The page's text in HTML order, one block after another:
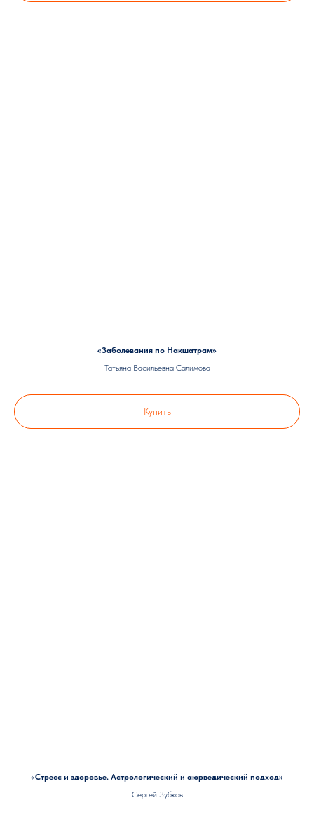
«Заболевания по Накшатрам»
Татьяна Васильевна Салимова
Купить
«Стресс и здоровье. Астрологический и аюрведический подход»
Сергей Зубков